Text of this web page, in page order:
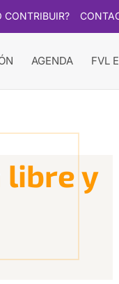
CONTRIBUIR?
AGENDA FVL
libre y